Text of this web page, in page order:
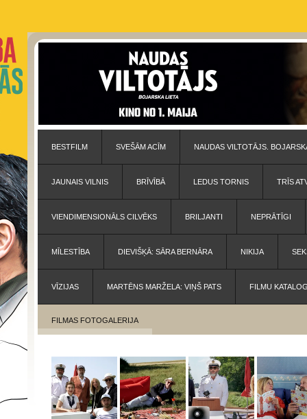
BESTFILM SVEŠĀM ACĪM NAUDAS VILTOTĀJS.
JAUNAIS VILNIS BRĪVĪBĀ LEDUS TORNIS TRĪS
VIENDIMENSIONĀLS CILVĒKS BRILJANTI NEPRĀTĪGI
MĪLESTĪBA DIEVIŠĶĀ: SĀRA BERNĀRA NIKIJA
VĪZIJAS MARTĒNS MARŽELA: VIŅŠ PATS FILMU
FILMAS FOTOGALERIJA